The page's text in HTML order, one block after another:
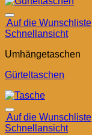
Auf die Wunschliste
Schnellansicht
Umhängetaschen
Gürteltaschen
Auf die Wunschliste
Schnellansicht